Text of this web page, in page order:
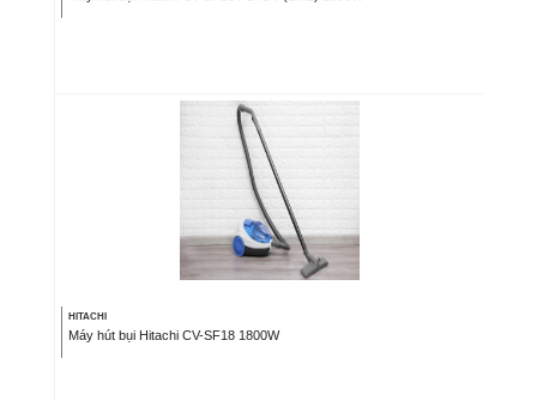
HITACHI
Máy hút bụi Hitachi CV-SF18 1800W